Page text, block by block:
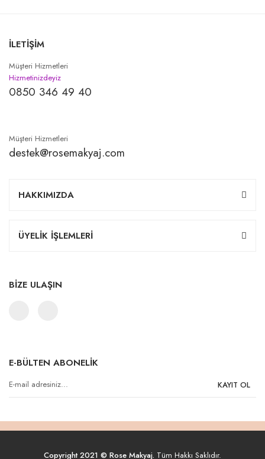
İLETİŞİM
Müşteri Hizmetleri
Hizmetinizdeyiz
0850 346 49 40
Müşteri Hizmetleri
destek@rosemakyaj.com
HAKKIMIZDA
ÜYELİK İŞLEMLERİ
BİZE ULAŞIN
E-BÜLTEN ABONELİK
KAYIT OL
Copyright 2021 © Rose Makyaj. Tüm Hakkı Saklıdır.